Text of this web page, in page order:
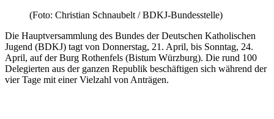
(Foto: Christian Schnaubelt / BDKJ-Bundesstelle)
Die Hauptversammlung des Bundes der Deutschen Katholischen
Jugend (BDKJ) tagt von Donnerstag, 21. April, bis Sonntag, 24.
April, auf der Burg Rothenfels (Bistum Würzburg). Die rund 100
Delegierten aus der ganzen Republik beschäftigen sich während der
vier Tage mit einer Vielzahl von Anträgen.